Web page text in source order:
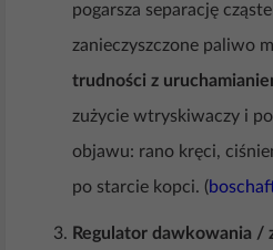
pogarsza separację
zanieczyszczone paliwo
trudności z
zużycie wtryskiwaczy i
objawu: rano kręci,
po starcie kopci. (
Regulator dawkowania /